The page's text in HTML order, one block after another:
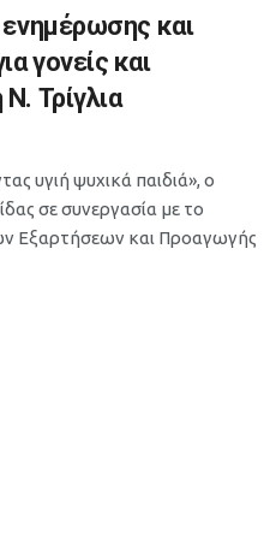
και
γονείς και
Τρίγλια
υγιή ψυχικά παιδιά», ο
σε συνεργασία με το
Εξαρτήσεων και Προαγωγής